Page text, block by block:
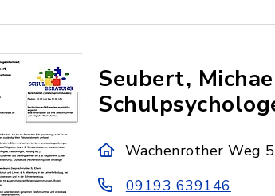
Seubert,
Wachenrother Weg
09193 639146